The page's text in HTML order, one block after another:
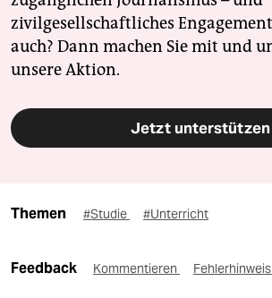
zivilgesellschaftliches
auch? Dann machen Sie mit und
unsere Aktion.
Jetzt unterstützen
Themen #Studie #Unterricht
Feedback Kommentieren Fehlerhinweis